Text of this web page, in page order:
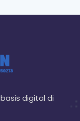
digital di